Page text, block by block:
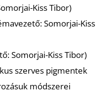
Kiss Tibor)
Somorjai-Kiss
Somorjai-Kiss Tibor)
szerves pigmentek
módszerei